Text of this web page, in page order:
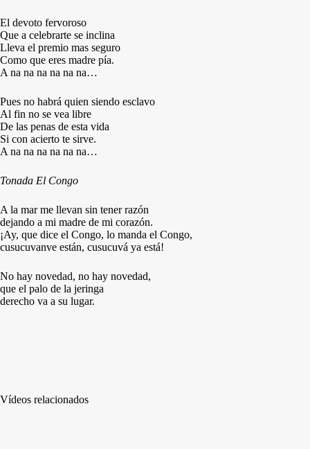
El devoto fervoroso
Que a celebrarte se inclina
Lleva el premio mas seguro
Como que eres madre pía.
A na na na na na na…
Pues no habrá quien siendo esclavo
Al fin no se vea libre
De las penas de esta vida
Si con acierto te sirve.
A na na na na na na…
Tonada El Congo
A la mar me llevan sin tener razón
dejando a mi madre de mi corazón.
¡Ay, que dice el Congo, lo manda el Congo,
cusucuvanve están, cusucuvá ya está!
No hay novedad, no hay novedad,
que el palo de la jeringa
derecho va a su lugar.
Vídeos relacionados